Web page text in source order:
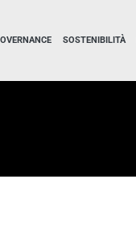
SOSTENIBILITÀ